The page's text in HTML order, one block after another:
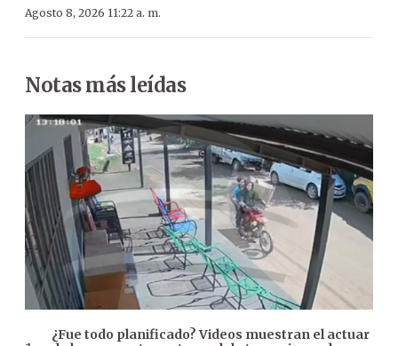
Agosto 8, 2026 11:22 a. m.
Notas más leídas
¿Fue todo planificado? Videos muestran el actuar